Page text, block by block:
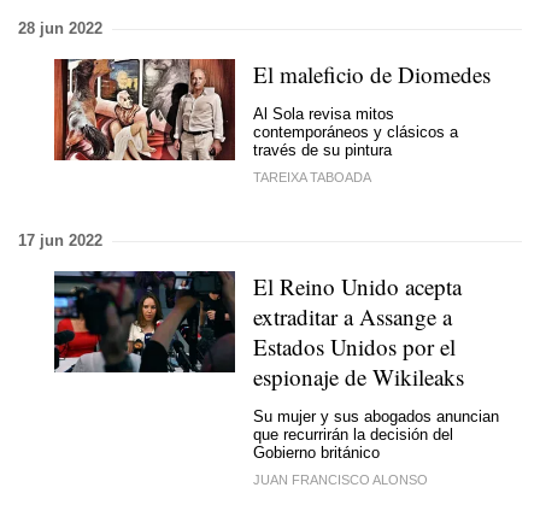
28 jun 2022
El maleficio de Diomedes
Al Sola revisa mitos
contemporáneos y clásicos a
través de su pintura
TAREIXA TABOADA
17 jun 2022
El Reino Unido acepta
extraditar a Assange a
Estados Unidos por el
espionaje de Wikileaks
Su mujer y sus abogados anuncian
que recurrirán la decisión del
Gobierno británico
JUAN FRANCISCO ALONSO